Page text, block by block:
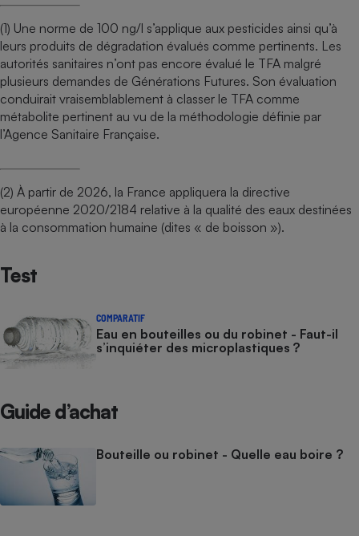
(1) Une norme de 100 ng/l s’applique aux pesticides ainsi qu’à
leurs produits de dégradation évalués comme pertinents. Les
autorités sanitaires n’ont pas encore évalué le TFA malgré
plusieurs demandes de Générations Futures. Son évaluation
conduirait vraisemblablement à classer le TFA comme
métabolite pertinent au vu de la méthodologie définie par
l’Agence Sanitaire Française.
(2) À partir de 2026, la France appliquera la directive
européenne 2020/2184 relative à la qualité des eaux destinées
à la consommation humaine (dites « de boisson »).
Test
COMPARATIF
Eau en bouteilles ou du robinet - Faut-il
s’inquiéter des microplastiques ?
Guide d’achat
Bouteille ou robinet - Quelle eau boire ?